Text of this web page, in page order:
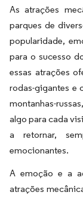
As atrações
parques de
popularidade,
para o sucesso
essas atrações
rodas-gigantes e
montanhas-
algo para cada
a retornar,
emocionantes.
A emoção e a
atrações